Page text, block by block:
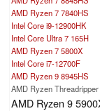
AMD Ryzen 7 7840HS
Intel Core i9-12900HK
Intel Core Ultra 7 165H
AMD Ryzen 7 5800X
Intel Core i7-12700F
AMD Ryzen 9 8945HS
AMD Ryzen
AMD Ryzen 9